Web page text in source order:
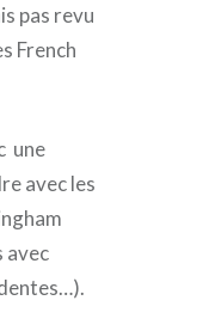
pas revu
French
une
avec les
avec